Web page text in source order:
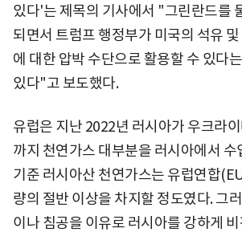
있다'는 제목의 기사에서 "그린란드를
되면서 트럼프 행정부가 미국의 석유
에 대한 압박 수단으로 활용할 수 있다
있다"고 보도했다.
유럽은 지난 2022년 러시아가 우크라
까지 천연가스 대부분을 러시아에서 수
기준 러시아산 천연가스는 유럽연합
량의 절반 이상을 차지할 정도였다. 그
이나 침공을 이유로 러시아를 강하게